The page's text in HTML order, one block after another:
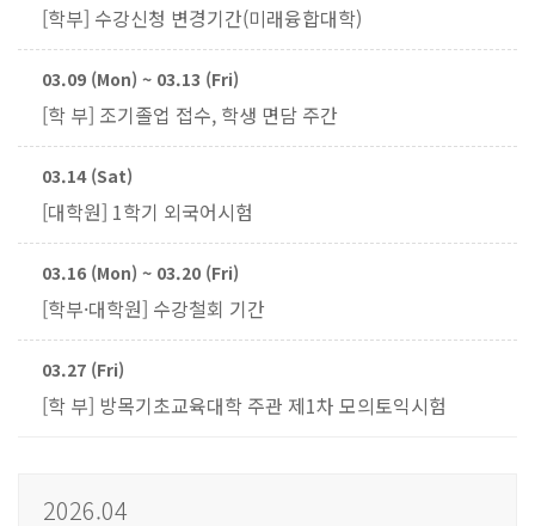
[학부] 수강신청 변경기간(미래융합대학)
03.09 (Mon) ~ 03.13 (Fri)
[학 부] 조기졸업 접수, 학생 면담 주간
03.14 (Sat)
[대학원] 1학기 외국어시험
03.16 (Mon) ~ 03.20 (Fri)
[학부·대학원] 수강철회 기간
03.27 (Fri)
[학 부] 방목기초교육대학 주관 제1차 모의토익시험
2026.04